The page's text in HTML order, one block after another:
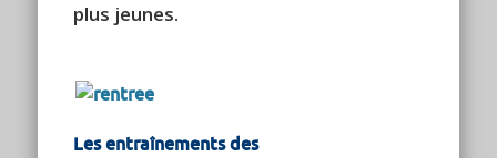
plus jeunes.
Les entraînements des